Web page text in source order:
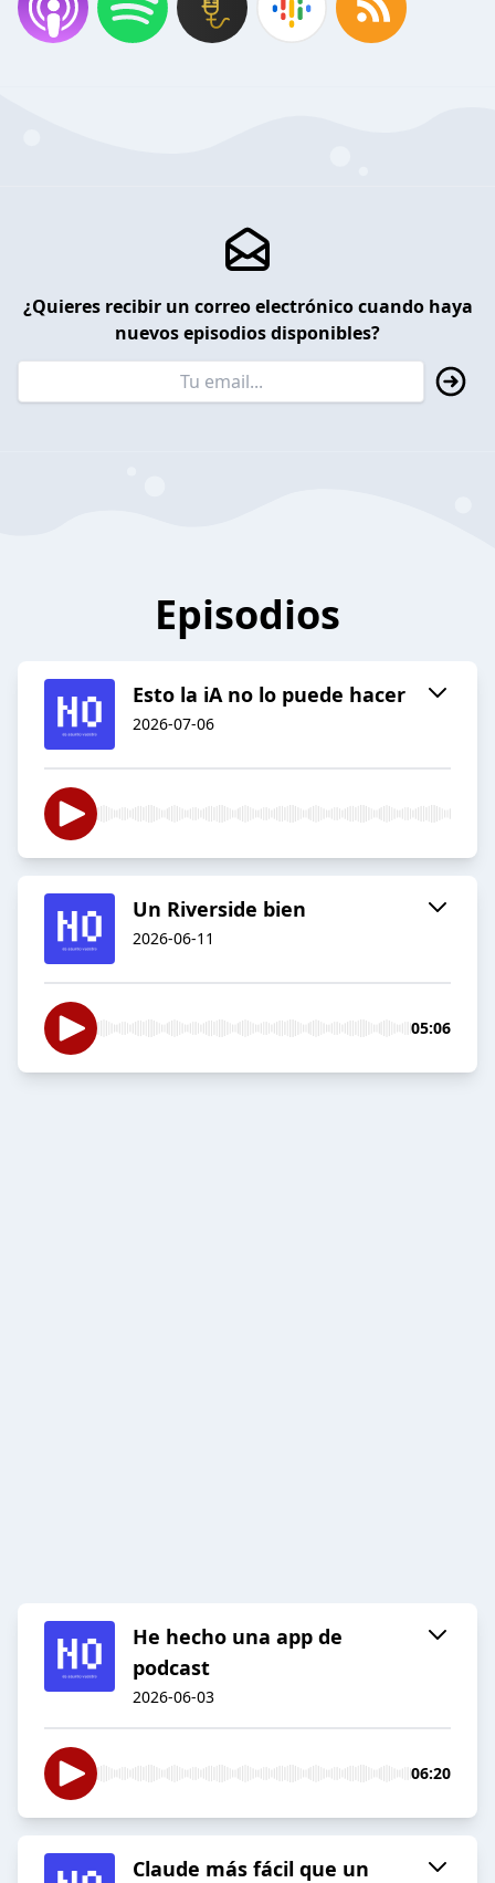
¿Quieres recibir un correo electrónico cuando haya
nuevos episodios disponibles?
Episodios
Esto la iA no lo puede hacer
2026-07-06
Un Riverside bien
2026-06-11
05:06
He hecho una app de
podcast
2026-06-03
06:20
Claude más fácil que un